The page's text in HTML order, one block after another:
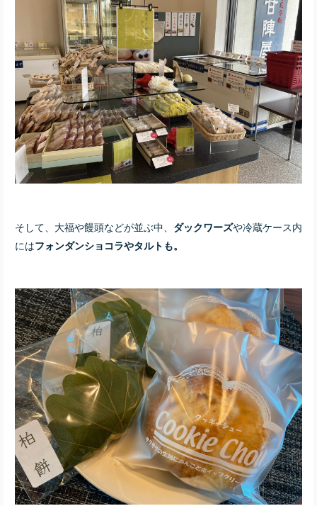
そして、大福や饅頭などが並ぶ中、 ダックワーズや冷蔵ケース内
にはフォンダンショコラやタルトも。